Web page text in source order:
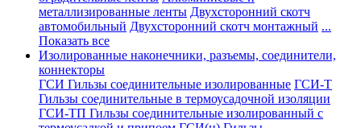
металлизированные ленты Двухсторонний скотч
автомобильный Двухсторонний скотч монтажный ...
Показать все
Изолированные наконечники, разъемы, соединители,
коннекторы
ГСИ Гильзы соединительные изолированные ГСИ-Т
Гильзы соединительные в термоусадочной изоляции
ГСИ-ТП Гильзы соединительные изолированный с